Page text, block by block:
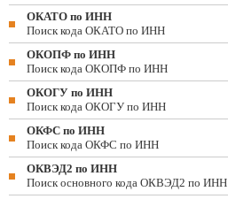
ОКАТО по ИНН
Поиск кода ОКАТО по ИНН
ОКОПФ по ИНН
Поиск кода ОКОПФ по ИНН
ОКОГУ по ИНН
Поиск кода ОКОГУ по ИНН
ОКФС по ИНН
Поиск кода ОКФС по ИНН
ОКВЭД2 по ИНН
Поиск основного кода ОКВЭД2 по ИНН